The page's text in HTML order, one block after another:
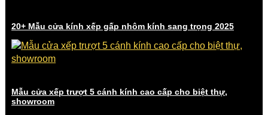
20+ Mẫu cửa kính xếp gấp nhôm kính sang trọng 2025
Mẫu cửa xếp trượt 5 cánh kính cao cấp cho biệt thự,
showroom